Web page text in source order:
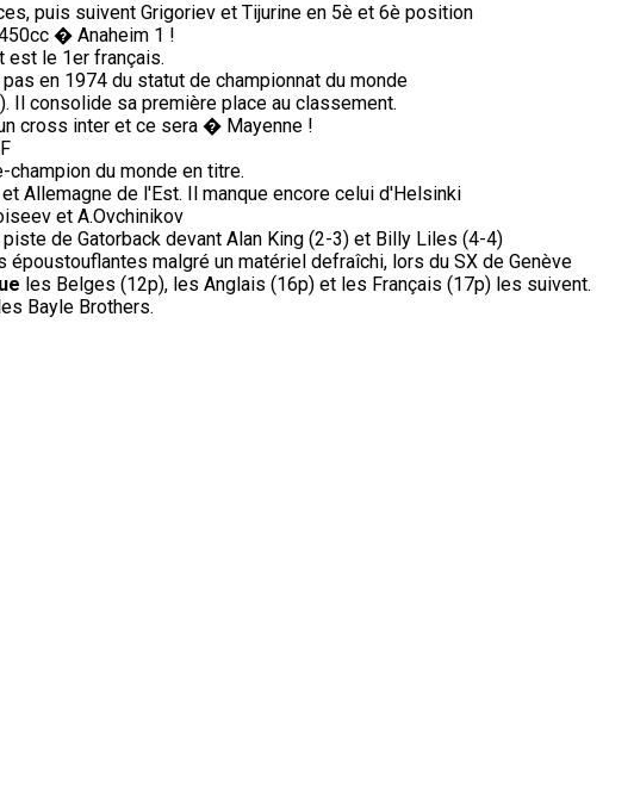
puis suivent Grigoriev et Tijurine en 5è et 6è position
� Anaheim 1 !
est le 1er français.
en 1974 du statut de championnat du monde
Il consolide sa première place au classement.
cross inter et ce sera � Mayenne !
champion du monde en titre.
Allemagne de l'Est. Il manque encore celui d'Helsinki
et A.Ovchinikov
de Gatorback devant Alan King (2-3) et Billy Liles (4-4)
époustouflantes malgré un matériel defraîchi, lors du SX de Genève
les Belges (12p), les Anglais (16p) et les Français (17p) les suivent.
Bayle Brothers.